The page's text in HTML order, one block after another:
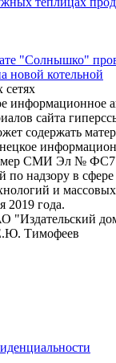
"Солнышко"
новой котельной
информационное
сайта
содержать
СМИ Эл №
надзору в сфере
и
2019 года.
"Издательский
Тимофеев